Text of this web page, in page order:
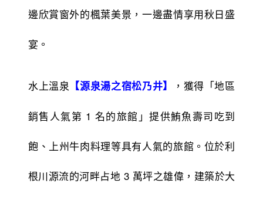
邊欣賞窗外的楓葉美景，一邊盡情享用秋日盛
宴。
水上溫泉 【源泉湯之宿松乃井】 ，獲得「地區
銷售人氣第 1 名的旅館」提供鮪魚壽司吃到
飽、上州牛肉料理等具有人氣的旅館。位於利
根川源流的河畔占地 3 萬坪之雄偉，建築於大